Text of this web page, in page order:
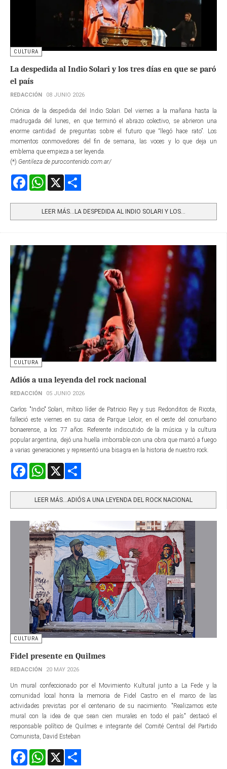
CULTURA
La despedida al Indio Solari y los tres días en que se paró
el país
REDACCIÓN 08 JUNIO 2026
Crónica de la despedida del Indio Solari. Del viernes a la mañana hasta la
madrugada del lunes, en que terminó el abrazo colectivo, se abrieron una
enorme cantidad de preguntas sobre el futuro que “llegó hace rato”. Los
momentos conmovedores del fin de semana, las voces y lo que deja un
emblema que empieza a ser leyenda.
(*) Gentileza de purocontenido.com.ar/
FacebookWhatsApp
LEER MÁS…LA DESPEDIDA AL INDIO SOLARI Y LOS...
CULTURA
Adiós a una leyenda del rock nacional
REDACCIÓN 05 JUNIO 2026
Carlos "Indio" Solari, mítico líder de Patricio Rey y sus Redonditos de Ricota,
falleció este viernes en su casa de Parque Leloir, en el oeste del conurbano
bonaerense, a los 77 años. Referente indiscutido de la música y la cultura
popular argentina, dejó una huella imborrable con una obra que marcó a fuego
a varias generaciones y representó una bisagra en la historia de nuestro rock.
FacebookWhatsApp
LEER MÁS…ADIÓS A UNA LEYENDA DEL ROCK NACIONAL
CULTURA
Fidel presente en Quilmes
REDACCIÓN 20 MAY 2026
Un mural confeccionado por el Movimiento Kultural junto a La Fede y la
comunidad local honra la memoria de Fidel Castro en el marco de las
actividades previstas por el centenario de su nacimiento. "Realizamos este
mural con la idea de que sean cien murales en todo el país" destacó el
responsable político de Quilmes e integrante del Comité Central del Partido
Comunista, David Esteban
FacebookWhatsApp